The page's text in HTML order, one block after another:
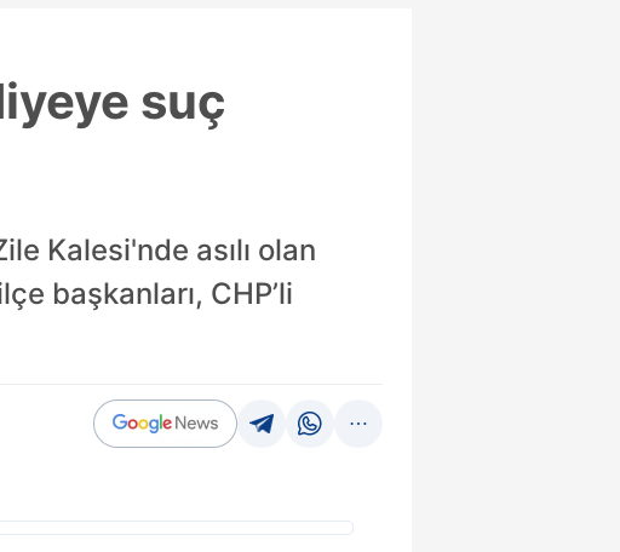
suç
Kalesi'nde asılı olan
başkanları, CHP’li